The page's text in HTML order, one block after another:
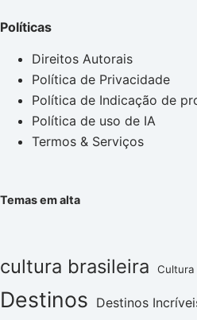
Políticas
Direitos Autorais
Política de Privacidade
Política de Indicação de
Política de uso de IA
Termos & Serviços
Temas em alta
cultura brasileira Cultura
Destinos Destinos